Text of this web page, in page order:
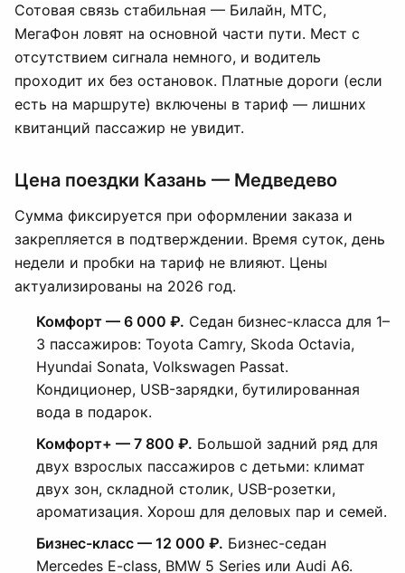
Сотовая связь стабильная — Билайн, МТС,
МегаФон ловят на основной части пути. Мест с
отсутствием сигнала немного, и водитель
проходит их без остановок. Платные дороги (если
есть на маршруте) включены в тариф — лишних
квитанций пассажир не увидит.
Цена поездки Казань — Медведево
Сумма фиксируется при оформлении заказа и
закрепляется в подтверждении. Время суток, день
недели и пробки на тариф не влияют. Цены
актуализированы на 2026 год.
Комфорт — 6 000 ₽. Седан бизнес-класса для 1–
3 пассажиров: Toyota Camry, Skoda Octavia,
Hyundai Sonata, Volkswagen Passat.
Кондиционер, USB-зарядки, бутилированная
вода в подарок.
Комфорт+ — 7 800 ₽. Большой задний ряд для
двух взрослых пассажиров с детьми: климат
двух зон, складной столик, USB-розетки,
ароматизация. Хорош для деловых пар и семей.
Бизнес-класс — 12 000 ₽. Бизнес-седан
Mercedes E-class, BMW 5 Series или Audi A6.